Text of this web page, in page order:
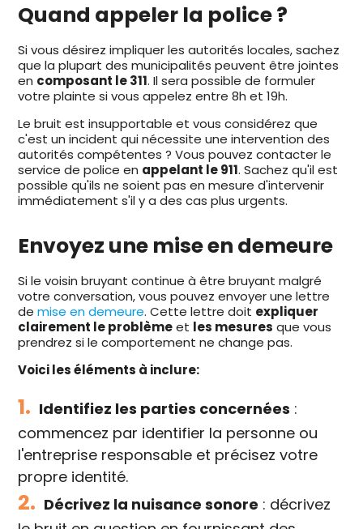
Quand appeler la police ?
Si vous désirez impliquer les autorités locales, sachez
que la plupart des municipalités peuvent être jointes
en composant le 311. Il sera possible de formuler
votre plainte si vous appelez entre 8h et 19h.
Le bruit est insupportable et vous considérez que
c'est un incident qui nécessite une intervention des
autorités compétentes ? Vous pouvez contacter le
service de police en appelant le 911. Sachez qu'il est
possible qu'ils ne soient pas en mesure d'intervenir
immédiatement s'il y a des cas plus urgents.
Envoyez une mise en demeure
Si le voisin bruyant continue à être bruyant malgré
votre conversation, vous pouvez envoyer une lettre
demise en demeure. Cette lettre doit expliquer
clairement le problèmeet les mesures que vous
prendrez si le comportement ne change pas.
Voici les éléments à inclure:
1. Identifiez les parties concernées :
commencez par identifier la personne ou
l'entreprise responsable et précisez votre
propre identité.
2. Décrivez la nuisance sonore : décrivez